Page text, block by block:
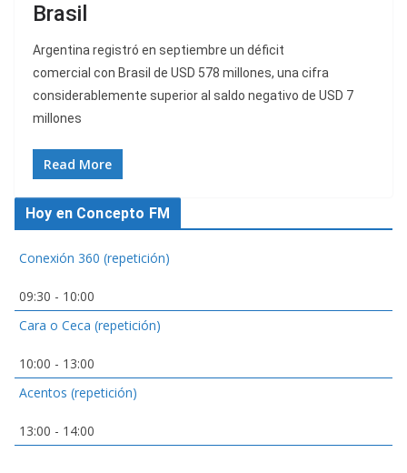
Brasil
Argentina registró en septiembre un déficit
comercial con Brasil de USD 578 millones, una cifra
considerablemente superior al saldo negativo de USD 7
millones
Read More
Hoy en Concepto FM
Conexión 360 (repetición)
09:30 - 10:00
Cara o Ceca (repetición)
10:00 - 13:00
Acentos (repetición)
13:00 - 14:00